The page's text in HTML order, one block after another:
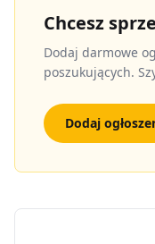
Chcesz
Dodaj darmowe
poszukujących.
Dodaj